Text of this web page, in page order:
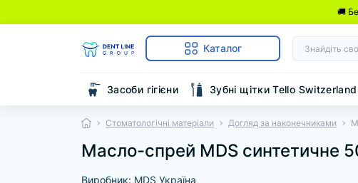
🚚
Каталог
Засоби гігієни Зубні щітки Tello Switzerland
Стоматологічні матеріали Догляд за наконечниками
Масло-спрей MDS синтетичне
Виробник: MDS Україна